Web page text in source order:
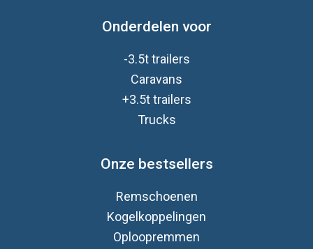
Onderdelen voor
-3.5t trailers
Caravans
+3.5t trailers
Trucks
Onze bestsellers
Remschoenen
Kogelkoppelingen
Oploopremmen